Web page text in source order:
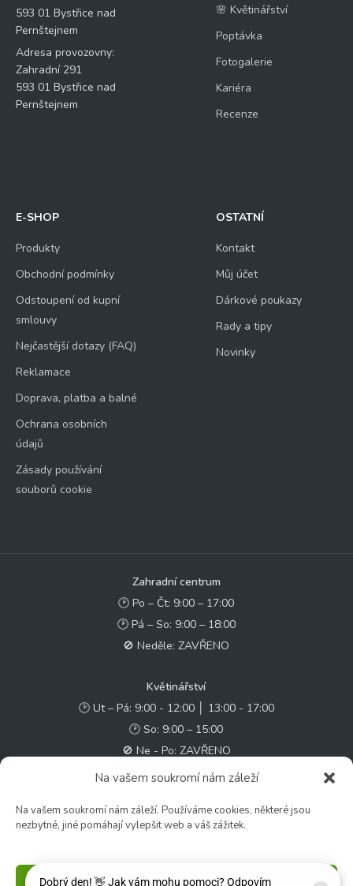
Na vašem soukromí nám záleží
Na vašem soukromí nám záleží. Používáme cookies, některé jsou
nezbytné, jiné pomáhají vylepšit web a váš zážitek.
Příjmout
593 01 Bystřice nad
Pernštejnem
Adresa provozovny:
Zahradní 291
593 01 Bystřice nad
Pernštejnem
🌸 Květinářství
Poptávka
Fotogalerie
Kariéra
Recenze
E-SHOP
Produkty
Obchodní podmínky
Odstoupení od kupní
smlouvy
Nejčastější dotazy (FAQ)
Reklamace
Doprava, platba a balné
Ochrana osobních
údajů
Zásady používání
souborů cookie
OSTATNÍ
Kontakt
Můj účet
Dárkové poukazy
Rady a tipy
Novinky
Zahradní centrum
🕑 Po – Čt: 9:00 – 17:00
🕑 Pá – So: 9:00 – 18:00
🚫 Neděle: ZAVŘENO
Květinářství
🕑 Ut – Pá: 9:00 - 12:00 │ 13:00 - 17:00
🕑 So: 9:00 – 15:00
🚫 Ne - Po: ZAVŘENO
✉️ e-shop@zcstrakovo.cz